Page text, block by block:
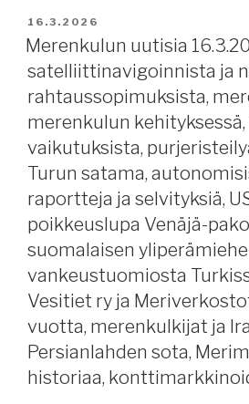
tänään.”
Hormuzin
salmen
vaikutuksista,
Cruise
and
Ferry
Review,
jäätilanne,
raportteja
selvityksiä,
Suomi
maailmankartalla,
venäläinen
päällikkö
pidätetty
JULKAISTU
16.3.2026
Merenkulun uutisia
satelliittinavigoinnista ja
rahtaussopimuksista,
merenkulun
vaikutuksista,
Turun satama,
raportteja ja selvityksiä,
poikkeuslupa Venäjä-
suomalaisen
vankeustuomiosta
Vesitiet ry ja
vuotta, merenkulkijat ja
Persianlahden sota,
historiaa,